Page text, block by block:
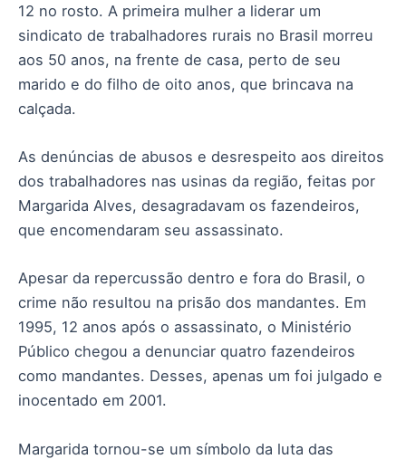
12 no rosto. A primeira mulher a liderar um
sindicato de trabalhadores rurais no Brasil morreu
aos 50 anos, na frente de casa, perto de seu
marido e do filho de oito anos, que brincava na
calçada.
As denúncias de abusos e desrespeito aos direitos
dos trabalhadores nas usinas da região, feitas por
Margarida Alves, desagradavam os fazendeiros,
que encomendaram seu assassinato.
Apesar da repercussão dentro e fora do Brasil, o
crime não resultou na prisão dos mandantes. Em
1995, 12 anos após o assassinato, o Ministério
Público chegou a denunciar quatro fazendeiros
como mandantes. Desses, apenas um foi julgado e
inocentado em 2001.
Margarida tornou-se um símbolo da luta das